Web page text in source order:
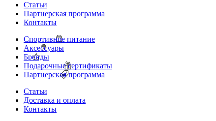
Статьи
Партнерская программа
Контакты
Спортивное питание
Аксессуары
Бренды
Подарочные сертификаты
Партнерская программа
Статьи
Доставка и оплата
Контакты